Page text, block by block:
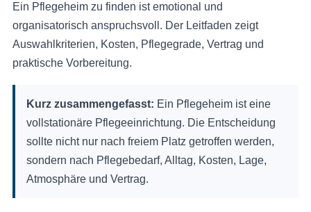
Ein Pflegeheim zu finden ist emotional und
organisatorisch anspruchsvoll. Der Leitfaden zeigt
Auswahlkriterien, Kosten, Pflegegrade, Vertrag und
praktische Vorbereitung.
Kurz zusammengefasst: Ein Pflegeheim ist eine
vollstationäre Pflegeeinrichtung. Die Entscheidung
sollte nicht nur nach freiem Platz getroffen werden,
sondern nach Pflegebedarf, Alltag, Kosten, Lage,
Atmosphäre und Vertrag.